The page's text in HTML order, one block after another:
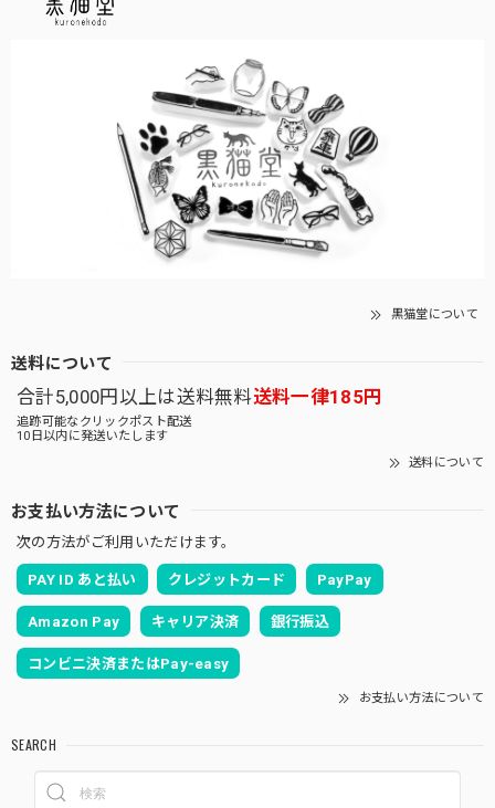
黒猫堂について
送料について
合計5,000円以上は送料無料送料一律185円
追跡可能なクリックポスト配送
10日以内に発送いたします
送料について
お支払い方法について
次の方法がご利用いただけます。
PAY ID あと払い クレジットカード PayPay
Amazon Pay キャリア決済 銀行振込
コンビニ決済またはPay-easy
お支払い方法について
SEARCH